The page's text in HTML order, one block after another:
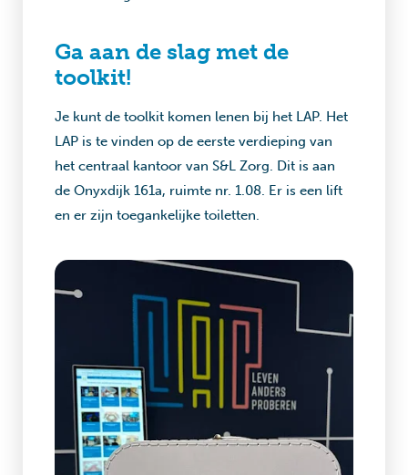
Ga aan de slag met de
toolkit!
Je kunt de toolkit komen lenen bij het LAP. Het
LAP is te vinden op de eerste verdieping van
het centraal kantoor van S&L Zorg. Dit is aan
de Onyxdijk 161a, ruimte nr. 1.08. Er is een lift
en er zijn toegankelijke toiletten.